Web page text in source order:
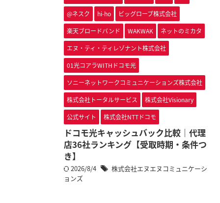
@ネスク hi-ho ビッグローブ株式会社
楽天ブロードバンド WAKWAK ネットのミカタ
エヌ・ティ・ティレゾナント株式会社
01光コアラWITHドコモ光
ソニーネットワークコミュニケーションズ株式会社
株式会社トータルサービス 株式会社Visionary
公式サイト 株式会社NTTドコモ
ドコモ光キャッシュバック比較｜代理
店36社ランキング【受取時期・条件つ
き】
2026/8/4
株式会社エヌエヌコミュニケーシ
ョンズ